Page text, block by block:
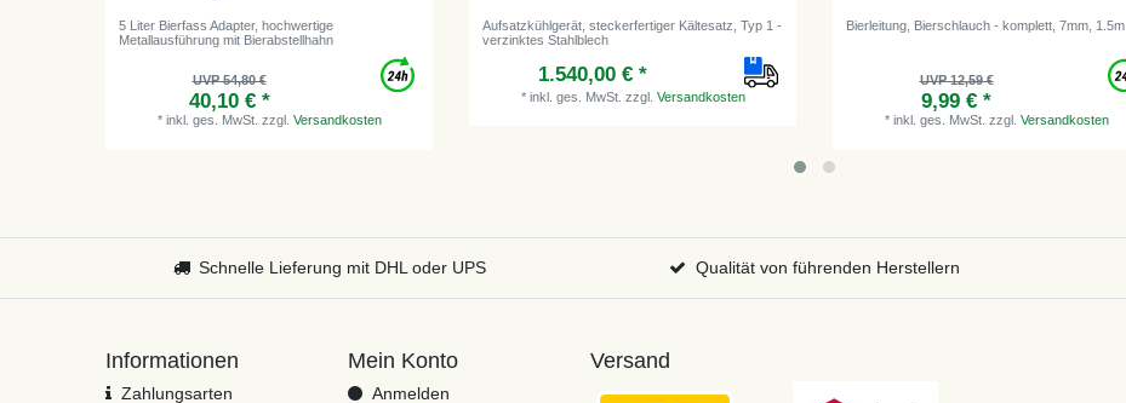
5 Liter Bierfass Adapter, hochwertige
Metallausführung mit Bierabstellhahn
UVP 54,80 €
40,10 € *
* inkl. ges. MwSt. zzgl. Versandkosten
Aufsatzkühlgerät, steckerfertiger Kältesatz, Typ 1 -
verzinktes Stahlblech
1.540,00 € *
* inkl. ges. MwSt. zzgl. Versandkosten
Bierleitung, Bierschlauch - komplett, 7mm, 1.5m
UVP 12,59 €
9,99 € *
* inkl. ges. MwSt. zzgl. Versandkosten
Schnelle Lieferung mit DHL oder UPS Qualität von führenden Herstellern
Informationen
Zahlungsarten
Mein Konto
Anmelden
Versand